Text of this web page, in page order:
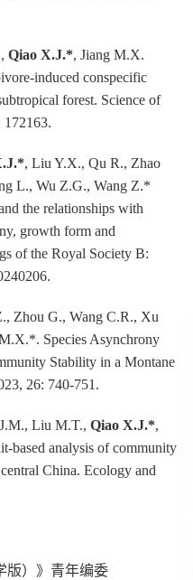
Qiao X.J.*, Jiang M.X.
induced conspecific
forest. Science of
172163.
, Liu Y.X., Qu R., Zhao
L., Wu Z.G., Wang Z.*
the relationships with
growth form and
of the Royal Society B:
Zhou G., Wang C.R., Xu
Species Asynchrony
Stability in a Montane
26: 740-751.
Liu M.T., Qiao X.J.*,
analysis of community
China. Ecology and
版）》青年编委